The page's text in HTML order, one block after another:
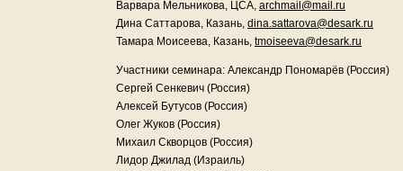
Варвара Мельникова, ЦСА, archmail@mail.ru
Дина Саттарова, Казань, dina.sattarova@desark.ru
Тамара Моисеева, Казань, tmoiseeva@desark.ru
Участники семинара: Александр Пономарёв (Россия)
Сергей Сенкевич (Россия)
Алексей Бутусов (Россия)
Олег Жуков (Россия)
Михаил Скворцов (Россия)
Лидор Джилад (Израиль)